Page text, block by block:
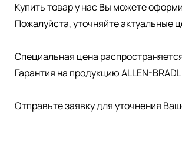
Купить товар у нас Вы можете
Пожалуйста, уточняйте актуальные
Специальная цена
Гарантия на продукцию ALLEN-
Отправьте заявку для уточнения